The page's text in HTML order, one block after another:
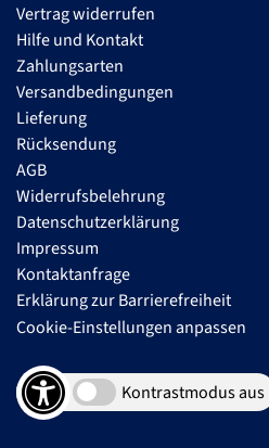
Vertrag widerrufen
Hilfe und Kontakt
Zahlungsarten
Versandbedingungen
Lieferung
Rücksendung
AGB
Widerrufsbelehrung
Datenschutzerklärung
Impressum
Kontaktanfrage
Erklärung zur Barrierefreiheit
Cookie-Einstellungen anpassen
Kontrastmodus aus